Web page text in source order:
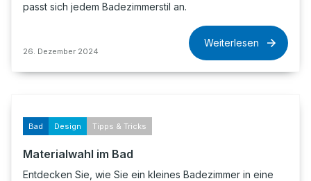
passt sich jedem Badezimmerstil an.
26. Dezember 2024
Weiterlesen
Bad Design Tipps & Tricks
Materialwahl im Bad
Entdecken Sie, wie Sie ein kleines Badezimmer in eine